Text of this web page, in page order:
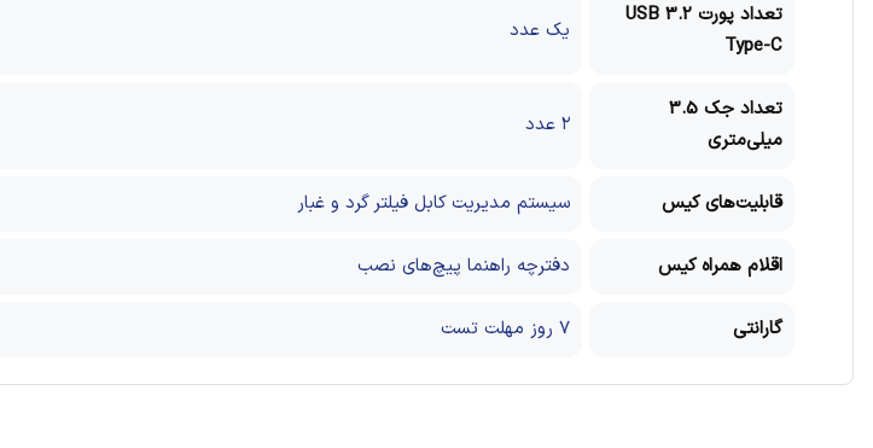
تعداد پورت USB 3.2
Type-C
یک عدد
تعداد جک 3.5
میلی‌متری
۲ عدد
قابلیت‌های کیس سیستم مدیریت کابل فیلتر گرد و غبار
اقلام همراه کیس دفترچه راهنما پیچ‌های نصب
گارانتی 7 روز مهلت تست